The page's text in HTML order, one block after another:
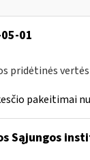
01
pridėtinės
pakeitimai
Sąjungos